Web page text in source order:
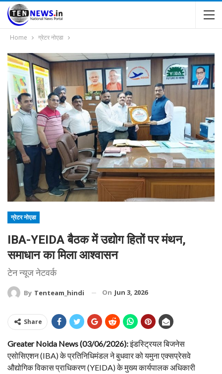
Home ग्रेटर नोएडा
ग्रेटर नोएडा
IBA-YEIDA बैठक में उद्योग हितों पर मंथन,
समाधान का मिला आश्वासन
टेन न्यूज नेटवर्क
By Tenteam_hindi On Jun 3, 2026
Share
Greater Noida News (03/06/2026):इंडस्ट्रियल बिजनेस
एसोसिएशन (IBA) के प्रतिनिधिमंडल ने बुधवार को यमुना एक्सप्रेसवे
औद्योगिक विकास प्राधिकरण (YEIDA) के मुख्य कार्यपालक अधिकारी